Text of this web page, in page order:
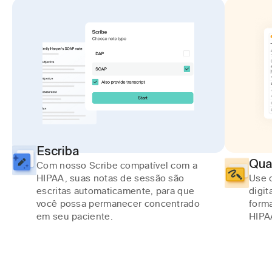
Escriba
Com nosso Scribe compatível com a
HIPAA, suas notas de sessão são
escritas automaticamente, para que
você possa permanecer concentrado
em seu paciente.
Use